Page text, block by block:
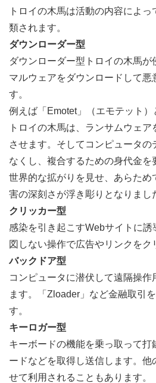
トロイの木馬は活動の内容によ
類されます。
ダウンローダー型
ダウンローダー型トロイの木馬
マルウェアをダウンロードして悪
す。
例えば「Emotet」（エモテット
トロイの木馬は、ランサムウェ
させます。そしてコンピュータの
なくし、複合するための身代金を
世界的な拡がりを見せ、あらため
害の深刻さが浮き彫りとなりまし
クリッカー型
感染を引き起こすWebサイトに
図しない操作で広告やリンクをク
バックドア型
コンピュータに潜伏して遠隔操作
ます。「Zloader」など金融取引
す。
キーロガー型
キーボードの機能を乗っ取って打
ードなどを取得し送信します。他
せて利用されることもあります。